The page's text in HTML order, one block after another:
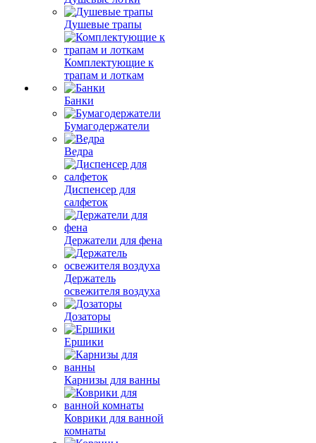
Душевые трапы
Комплектующие к
трапам и лоткам
Банки
Бумагодержатели
Ведра
Диспенсер для
салфеток
Держатели для фена
Держатель
освежителя воздуха
Дозаторы
Ершики
Карнизы для ванны
Коврики для ванной
комнаты